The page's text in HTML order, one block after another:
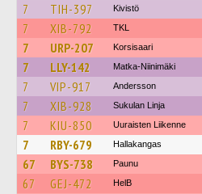
7 TIH-397 Kivistö
7 XIB-792 TKL
7 URP-207 Korsisaari
7 LLY-142 Matka-Niinimäki
7 VIP-917 Andersson
7 XIB-928 Sukulan Linja
7 KIU-850 Uuraisten Liikenne
7 RBY-679 Hallakangas
67 BYS-738 Paunu
67 GEJ-472 HelB